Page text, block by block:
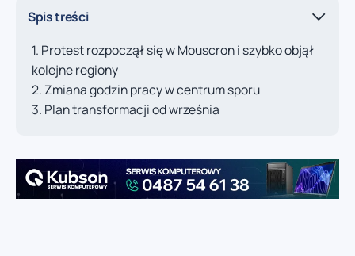
Spis treści
Protest rozpoczął się w Mouscron i szybko objął
kolejne regiony
Zmiana godzin pracy w centrum sporu
Plan transformacji od września